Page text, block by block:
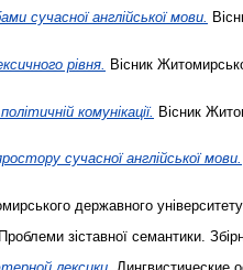
сучасної англійської мови.
рівня.
Вісник
комунікації. Вісник
сучасної англійської мови.
державного
Проблеми зіставної семантики.